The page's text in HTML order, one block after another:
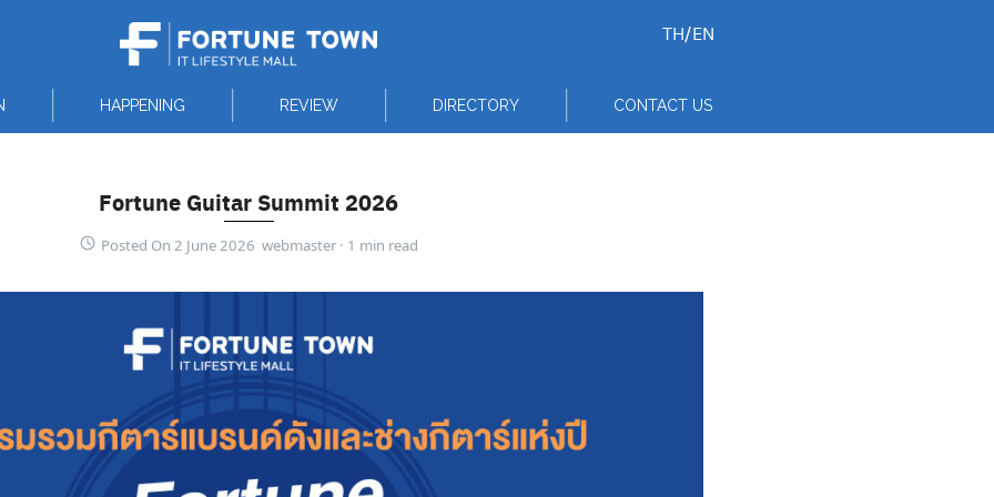
TH/EN
HAPPENING REVIEW DIRECTORY CONTACT US
Fortune Guitar Summit 2026
Posted On 2 June 2026 webmaster ·